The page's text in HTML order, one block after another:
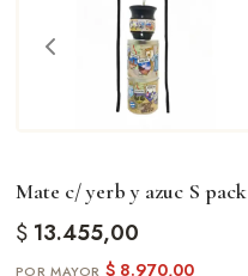
Mate c/ yerb y azuc S pack
$13.455,00
$8.970,00